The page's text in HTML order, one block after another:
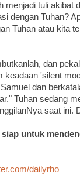
menjadi tuli akibat
dengan Tuhan?
Tuhan atau kita
dan
keadaan 'silent
dan
Tuhan sedang
saat ini.
untuk
dailyrho